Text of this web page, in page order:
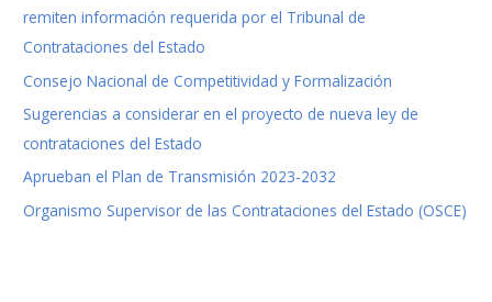
remiten información requerida por el Tribunal de
Contrataciones del Estado
Consejo Nacional de Competitividad y Formalización
Sugerencias a considerar en el proyecto de nueva ley de
contrataciones del Estado
Aprueban el Plan de Transmisión 2023-2032
Organismo Supervisor de las Contrataciones del Estado (OSCE)